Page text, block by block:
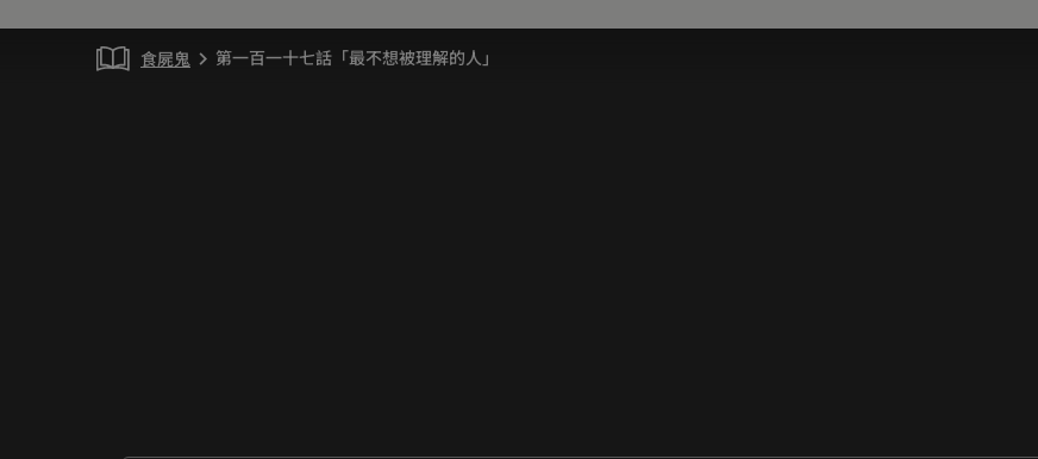
食屍鬼 chevron_right 第一百一十七話「最不想被理解的人」